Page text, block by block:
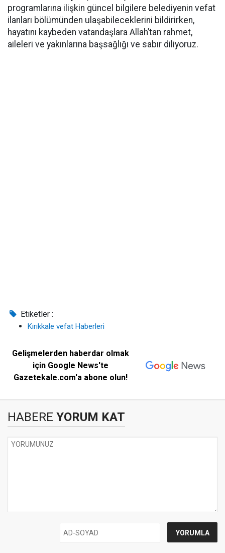
programlarına ilişkin güncel bilgilere belediyenin vefat
ilanları bölümünden ulaşabileceklerini bildirirken,
hayatını kaybeden vatandaşlara Allah’tan rahmet,
aileleri ve yakınlarına başsağlığı ve sabır diliyoruz.
Etiketler :
Kırıkkale vefat Haberleri
Gelişmelerden haberdar olmak
için Google News'te
Gazetekale.com'a abone olun!
HABERE YORUM KAT